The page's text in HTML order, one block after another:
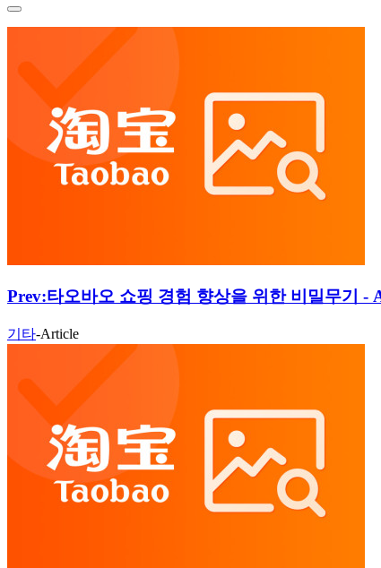
Prev:타오바오 쇼핑 경험 향상을 위한 비밀무기 -
기타-Article